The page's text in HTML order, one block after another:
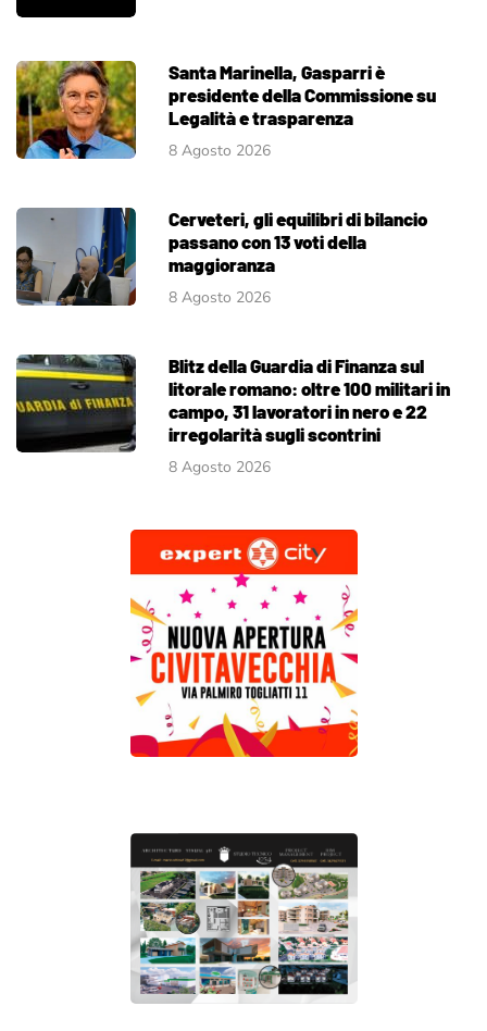
Santa Marinella, Gasparri è
presidente della Commissione su
Legalità e trasparenza
8 Agosto 2026
Cerveteri, gli equilibri di bilancio
passano con 13 voti della
maggioranza
8 Agosto 2026
Blitz della Guardia di Finanza sul
litorale romano: oltre 100 militari in
campo, 31 lavoratori in nero e 22
irregolarità sugli scontrini
8 Agosto 2026